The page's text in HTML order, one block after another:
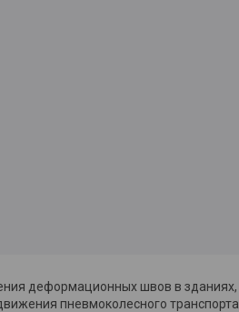
деформационных швов в зданиях,
пневмоколесного транспорта